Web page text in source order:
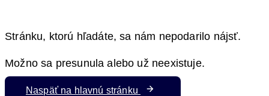
Stránku, ktorú hľadáte, sa nám nepodarilo nájsť.
Možno sa presunula alebo už neexistuje.
Naspäť na hlavnú stránku